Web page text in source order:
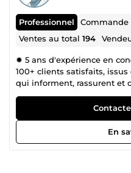
Professionnel
Ventes au total194
✹ 5 ans d'expérience en conception de sites internet. ✹
100+ clients satisfaits, issus de
qui informent, rassurent et
Qui suis-je ? Je m'appelle
spécialisée dans la
qui convertissent. Mon
valorisent votre image,
vos conversions, grâce à
En